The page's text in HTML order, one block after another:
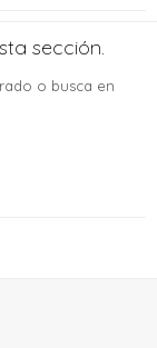
sección.
o busca en